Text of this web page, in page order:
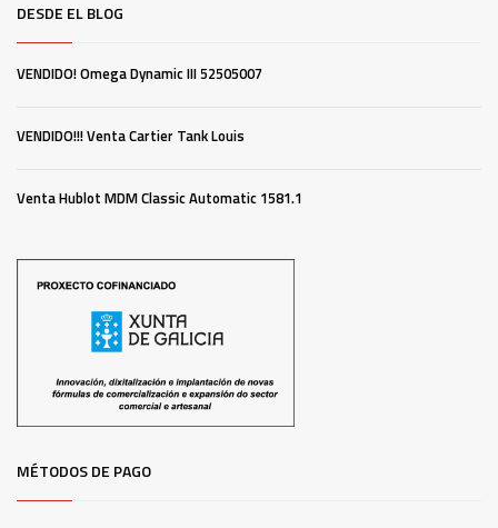
DESDE EL BLOG
VENDIDO! Omega Dynamic III 52505007
VENDIDO!!! Venta Cartier Tank Louis
Venta Hublot MDM Classic Automatic 1581.1
MÉTODOS DE PAGO